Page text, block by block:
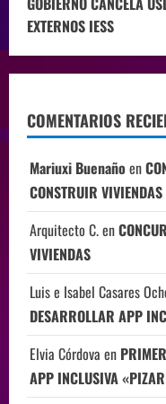
EXTERNOS IESS
COMENTARIOS
Mariuxi Buenaño en
CONSTRUIR VIVIENDAS
Arquitecto C.en
VIVIENDAS
Luis e Isabel Casares
DESARROLLAR APP
Elvia Córdova en
APP INCLUSIVA